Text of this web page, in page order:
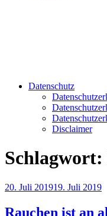
Datenschutz
Disclaimer
Schlagwort:
Veröffentlicht
20. Juli 201919. Juli 2019
Rauchen ist an